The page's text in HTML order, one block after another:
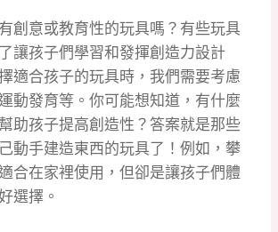
創意或教育性的玩具嗎？有些玩具
讓孩子們學習和發揮創造力設計
適合孩子的玩具時，我們需要考慮
動發育等。你可能想知道，有什麼
助孩子提高創造性？答案就是那些
動手建造東西的玩具了！例如，攀
合在家裡使用，但卻是讓孩子們體
選擇。